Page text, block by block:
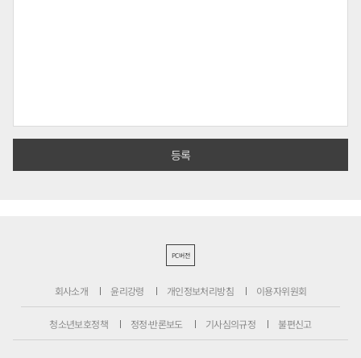
PC버전
회사소개 윤리강령 개인정보처리방침 이용자위원회
청소년보호정책 정정·반론보도 기사심의규정 불편신고